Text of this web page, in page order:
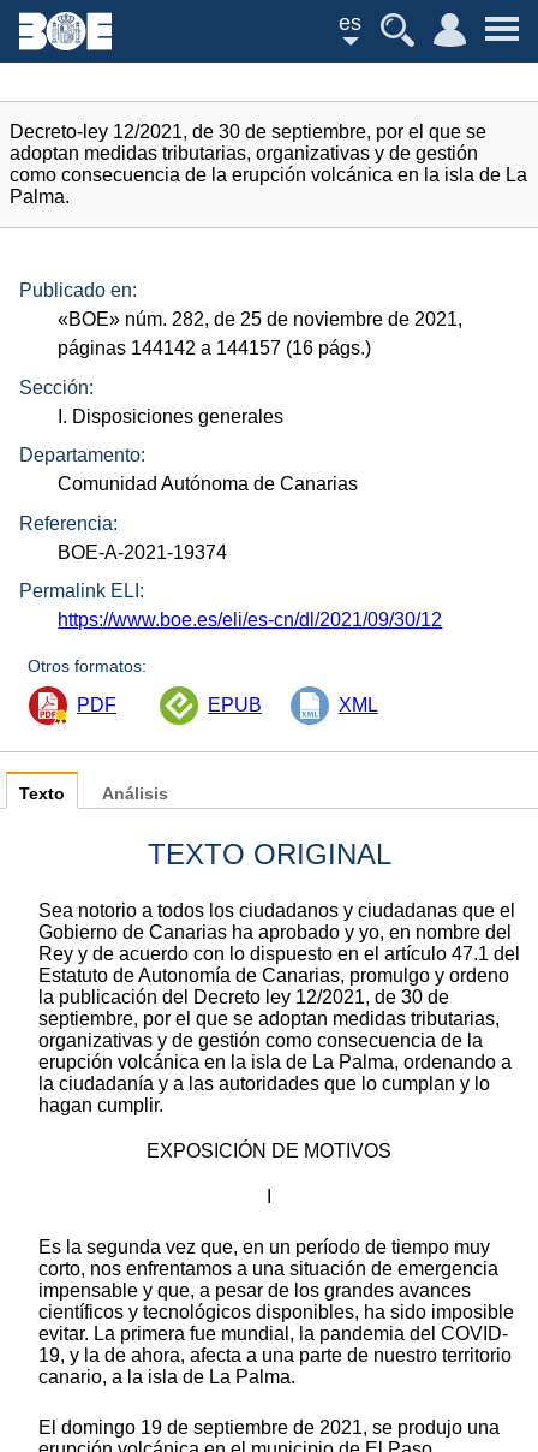
es
Decreto-ley 12/2021, de 30 de septiembre, por el que se
adoptan medidas tributarias, organizativas y de gestión
como consecuencia de la erupción volcánica en la isla de La
Palma.
Publicado en:
«BOE» núm. 282, de 25 de noviembre de 2021,
páginas 144142 a 144157 (16 págs.)
Sección:
I. Disposiciones generales
Departamento:
Comunidad Autónoma de Canarias
Referencia:
BOE-A-2021-19374
Permalink ELI:
https://www.boe.es/eli/es-cn/dl/2021/09/30/12
Otros formatos:
PDF EPUB XML
Texto
TEXTO ORIGINAL
Sea notorio a todos los ciudadanos y ciudadanas que el
Gobierno de Canarias ha aprobado y yo, en nombre del
Rey y de acuerdo con lo dispuesto en el artículo 47.1 del
Estatuto de Autonomía de Canarias, promulgo y ordeno
la publicación del Decreto ley 12/2021, de 30 de
septiembre, por el que se adoptan medidas tributarias,
organizativas y de gestión como consecuencia de la
erupción volcánica en la isla de La Palma, ordenando a
la ciudadanía y a las autoridades que lo cumplan y lo
hagan cumplir.
EXPOSICIÓN DE MOTIVOS
Es la segunda vez que, en un período de tiempo muy
corto, nos enfrentamos a una situación de emergencia
impensable y que, a pesar de los grandes avances
científicos y tecnológicos disponibles, ha sido imposible
evitar. La primera fue mundial, la pandemia del COVID-
19, y la de ahora, afecta a una parte de nuestro territorio
canario, a la isla de La Palma.
El domingo 19 de septiembre de 2021, se produjo una
Análisis